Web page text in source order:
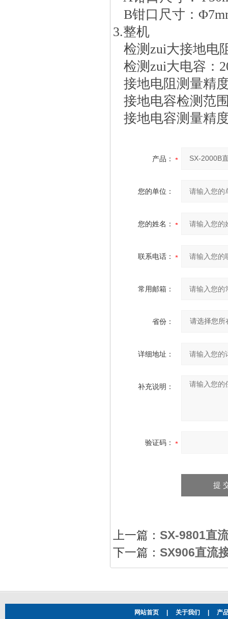
B钳口尺寸：
3.整机
检测zui大接地电
检测zui大电容：
接地电阻测量精
接地电容检测范
接地电容测量精
产品：
您的单位：
您的姓名：
联系电话：
常用邮箱：
省份：
详细地址：
补充说明：
验证码：
上一篇： SX-9801直
下一篇： SX906直流
网站首页 关于我们 产